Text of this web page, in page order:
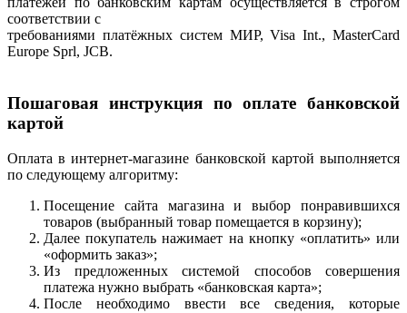
соответствии с
требованиями платёжных систем МИР, Visa Int., MasterCard
Europe Sprl, JCB.
Пошаговая инструкция по оплате банковской
картой
Оплата в интернет-магазине банковской картой выполняется
по следующему алгоритму:
Посещение сайта магазина и выбор понравившихся
товаров (выбранный товар помещается в корзину);
Далее покупатель нажимает на кнопку «оплатить» или
«оформить заказ»;
Из предложенных системой способов совершения
платежа нужно выбрать «банковская карта»;
После необходимо ввести все сведения, которые